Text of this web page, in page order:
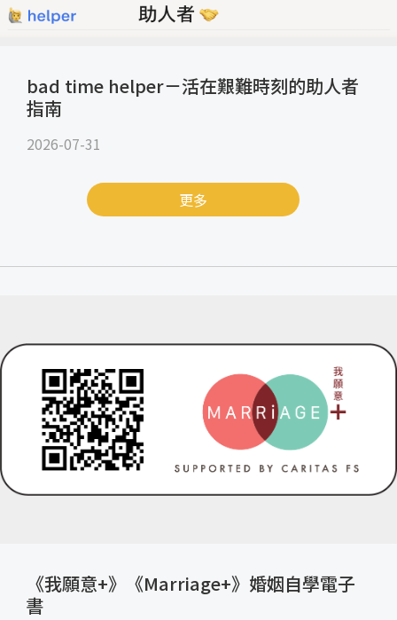
bad time helper－活在艱難時刻的助人者
指南
2026-07-31
更多
《我願意+》《Marriage+》婚姻自學電子
書